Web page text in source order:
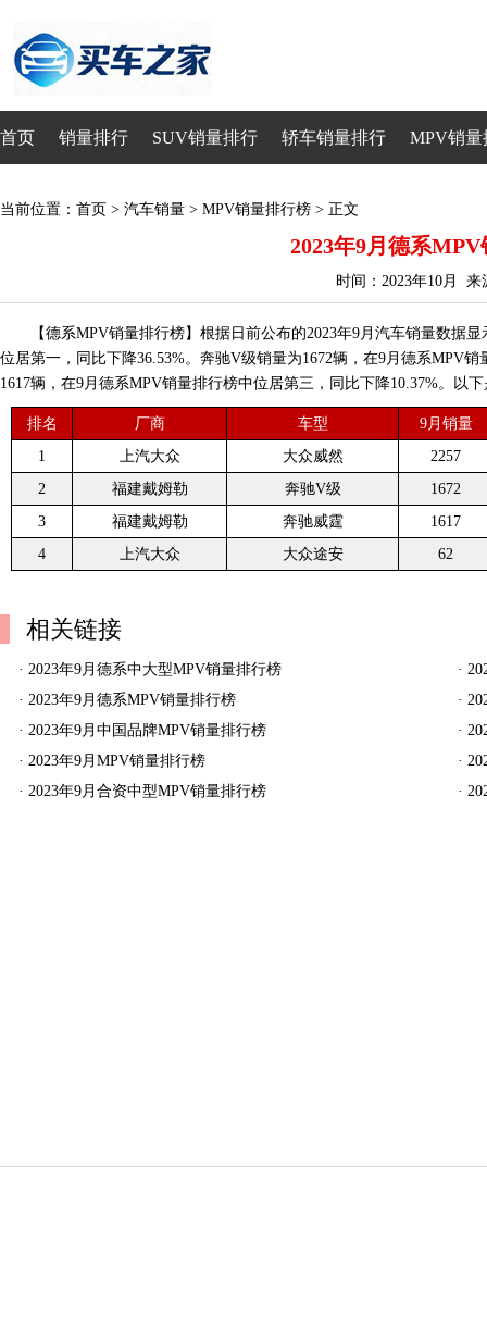
首页 销量排行 SUV销量排行 轿车销量排行 MPV销量
当前位置： 首页 > 汽车销量 > MPV销量排行榜 > 正文
2023年9月德系
时间：2023年10月 来
【德系MPV销量排行榜】根据日前公布的2023年9月汽车销量数据
位居第一，同比下降36.53%。奔驰V级销量为1672辆，在9月德系MPV
1617辆，在9月德系MPV销量排行榜中位居第三，同比下降10.37%。以
排名 厂商 车型
9月销量
1
上汽大众 大众威然
2257
2
福建戴姆勒 奔驰V级
1672
3
福建戴姆勒 奔驰威霆
1617
4
上汽大众 大众途安 62
相关链接
· 2023年9月德系中大型MPV销量排行榜 ·
· 2023年9月德系MPV销量排行榜 ·
· 2023年9月中国品牌MPV销量排行榜 ·
· 2023年9月MPV销量排行榜 ·
· 2023年9月合资中型MPV销量排行榜 ·